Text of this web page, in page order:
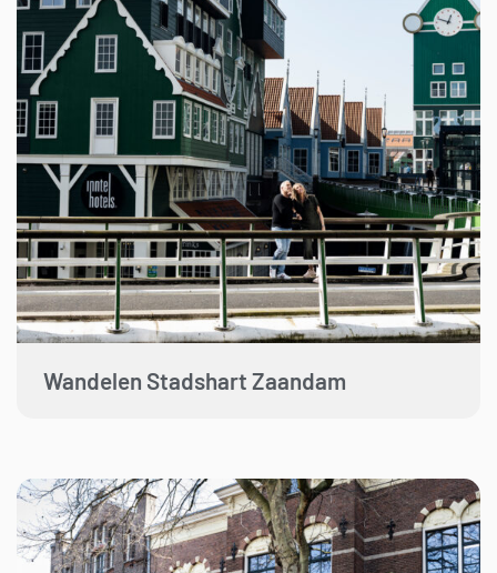
Wandelen Stadshart Zaandam